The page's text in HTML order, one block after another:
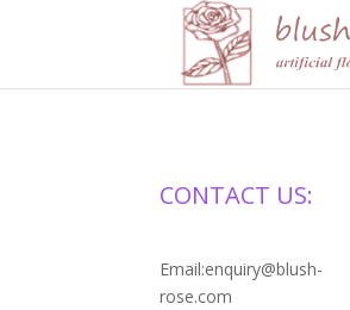
CONTACT US:
Email:enquiry@blush-
rose.com